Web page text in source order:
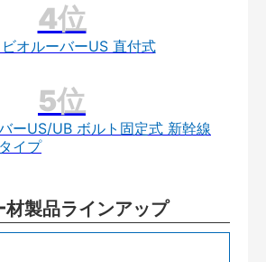
オルーバーUS 直付式
ーUS/UB ボルト固定式 新幹線
イプ
材製品ラインアップ